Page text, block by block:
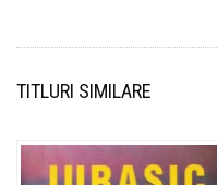
TITLURI SIMILARE